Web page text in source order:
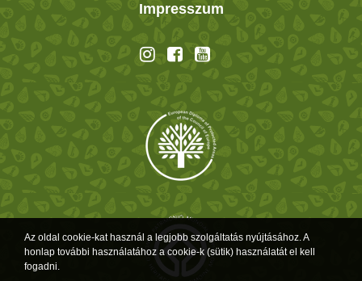
Impresszum
Az oldal cookie-kat használ a legjobb szolgáltatás nyújtásához. A
honlap további használatához a cookie-k (sütik) használatát el kell
fogadni.